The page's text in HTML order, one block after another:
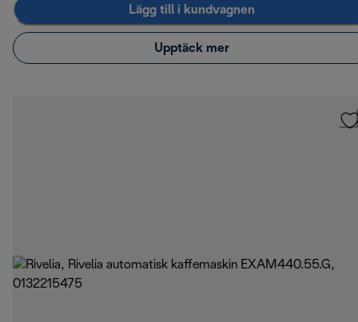
Lägg till i kundvagnen
Upptäck mer